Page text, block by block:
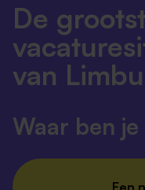
De
van
Waar ben
Een